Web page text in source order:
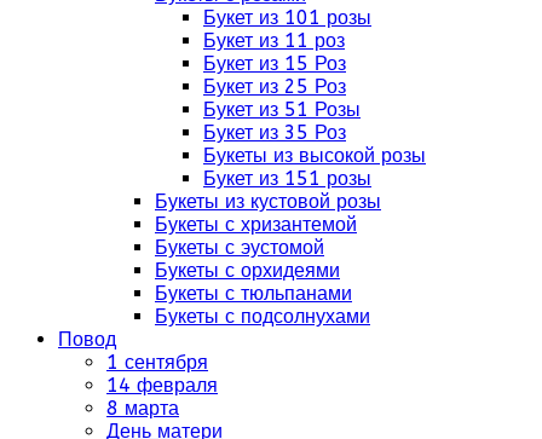
Букет из 101 розы
Букет из 11 роз
Букет из 15 Роз
Букет из 25 Роз
Букет из 51 Розы
Букет из 35 Роз
Букеты из высокой розы
Букет из 151 розы
Букеты из кустовой розы
Букеты с хризантемой
Букеты с эустомой
Букеты с орхидеями
Букеты с тюльпанами
Букеты с подсолнухами
Повод
1 сентября
14 февраля
8 марта
День матери